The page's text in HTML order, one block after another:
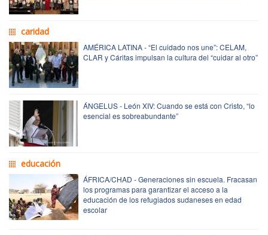
caridad
AMÉRICA LATINA - “El cuidado nos une”: CELAM,
CLAR y Cáritas impulsan la cultura del “cuidar al otro”
ÁNGELUS - León XIV: Cuando se está con Cristo, “lo
esencial es sobreabundante”
educación
ÁFRICA/CHAD - Generaciones sin escuela. Fracasan
los programas para garantizar el acceso a la
educación de los refugiados sudaneses en edad
escolar